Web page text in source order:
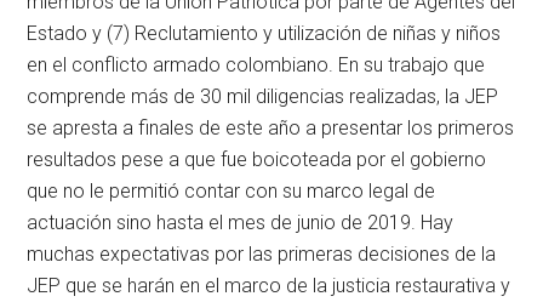
Estado y (7) Reclutamiento y utilización de niñas y niños
en el conflicto armado colombiano. En su trabajo que
comprende más de 30 mil diligencias realizadas, la JEP
se apresta a finales de este año a presentar los primeros
resultados pese a que fue boicoteada por el gobierno
que no le permitió contar con su marco legal de
actuación sino hasta el mes de junio de 2019. Hay
muchas expectativas por las primeras decisiones de la
JEP que se harán en el marco de la justicia restaurativa y